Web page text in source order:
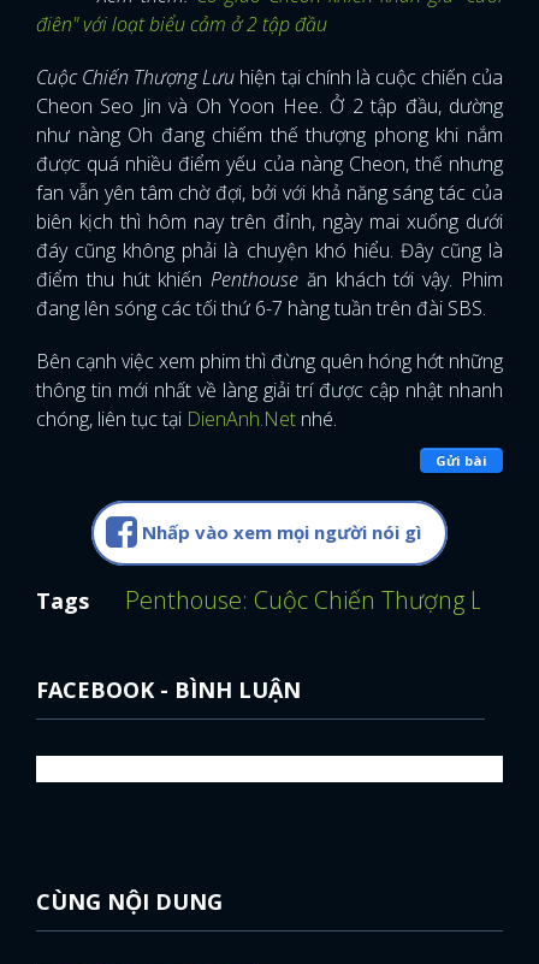
điên" với loạt biểu cảm ở 2 tập đầu
Cuộc Chiến Thượng Lưu hiện tại chính là cuộc chiến của
Cheon Seo Jin và Oh Yoon Hee. Ở 2 tập đầu, dường
như nàng Oh đang chiếm thế thượng phong khi nắm
được quá nhiều điểm yếu của nàng Cheon, thế nhưng
fan vẫn yên tâm chờ đợi, bởi với khả năng sáng tác của
biên kịch thì hôm nay trên đỉnh, ngày mai xuống dưới
đáy cũng không phải là chuyện khó hiểu. Đây cũng là
điểm thu hút khiếnPenthouse ăn khách tới vậy. Phim
đang lên sóng các tối thứ 6-7 hàng tuần trên đài SBS.
Bên cạnh việc xem phim thì đừng quên hóng hớt những
thông tin mới nhất về làng giải trí được cập nhật nhanh
chóng, liên tục tại DienAnh.Net nhé.
Gửi bài
Nhấp vào xem mọi người nói gì
Tags Penthouse: Cuộc Chiến Thượng Lưu
FACEBOOK - BÌNH LUẬN
CÙNG NỘI DUNG